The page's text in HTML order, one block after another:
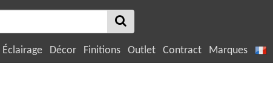
Éclairage Décor Finitions Outlet Contract Marques